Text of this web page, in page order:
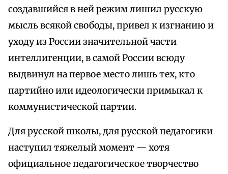
создавшийся в ней режим лишил русскую
мысль всякой свободы, привел к изгнанию и
уходу из России значительной части
интеллигенции, в самой России всюду
выдвинул на первое место лишь тех, кто
партийно или идеологически примыкал к
коммунистической партии.
Для русской школы, для русской педагогики
наступил тяжелый момент — хотя
официальное педагогическое творчество